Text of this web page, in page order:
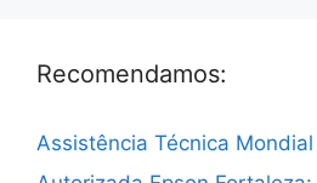
Recomendamos:
Assistência Técnica